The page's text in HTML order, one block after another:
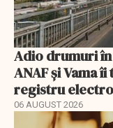
Adio drumuri
ANAF și Vama
registru
06 AUGUST 2026